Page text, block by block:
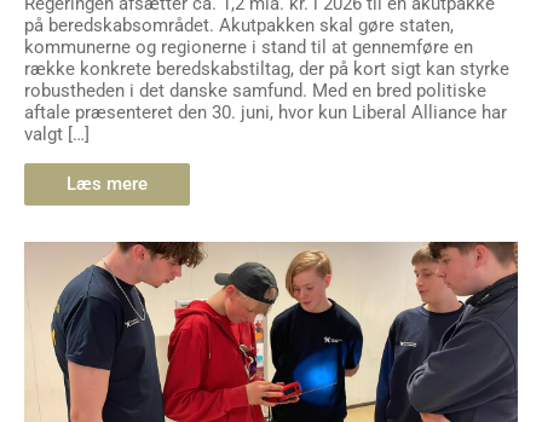
på beredskabsområdet. Akutpakken skal gøre staten,
kommunerne og regionerne i stand til at gennemføre en
række konkrete beredskabstiltag, der på kort sigt kan styrke
robustheden i det danske samfund. Med en bred politiske
aftale præsenteret den 30. juni, hvor kun Liberal Alliance har
valgt […]
Læs mere